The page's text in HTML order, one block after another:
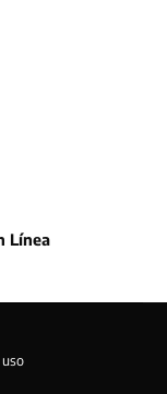
Línea